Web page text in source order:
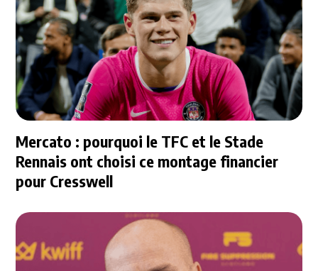
Mercato : pourquoi le TFC et le Stade
Rennais ont choisi ce montage financier
pour Cresswell